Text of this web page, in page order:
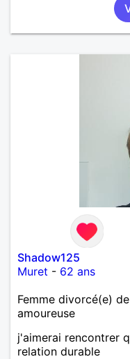
Shadow125
Muret - 62 ans
Femme divorcé(e)
amoureuse
j'aimerai rencontrer
relation durable